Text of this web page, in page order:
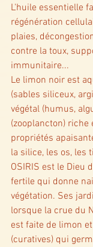
L'huile essentielle
régénération
plaies,
contre la toux,
immunitaire...
Le limon noir est
(sables siliceux,
végétal (humus,
(zooplancton)
propriétés
la silice, les os, les
OSIRIS est le Dieu
fertile qui donne
végétation. Ses
lorsque la crue du
est faite de limon
(curatives) qui